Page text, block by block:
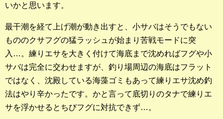
いかと思います。
最干潮を経て上げ潮が動き出すと、小サバはそうでもない
もののクサフグの猛ラッシュが始まり苦戦モードに突
入…。練りエサを大きく付けて海底まで沈めればフグや小
サバは完全に交わせますが、釣り場周辺の海底はフラット
ではなく、沈殿している海藻ゴミもあって練りエサ沈め釣
法はやり辛かったです。かと言って底切りのタナで練りエ
サを浮かせるとちびフグに対抗できず…。